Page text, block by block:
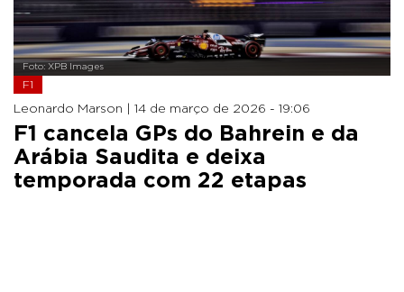
Foto: XPB Images
F1
Leonardo Marson | 14 de março de 2026 - 19:06
F1 cancela GPs do Bahrein e da
Arábia Saudita e deixa
temporada com 22 etapas